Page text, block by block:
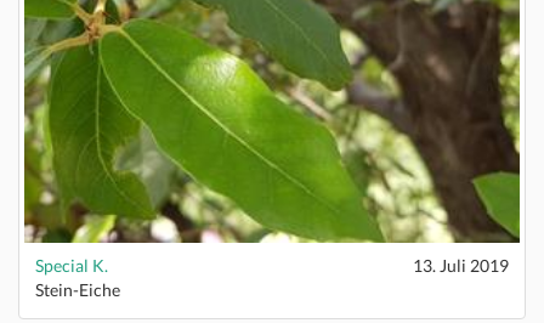
Special K.
13. Juli 2019
Stein-Eiche